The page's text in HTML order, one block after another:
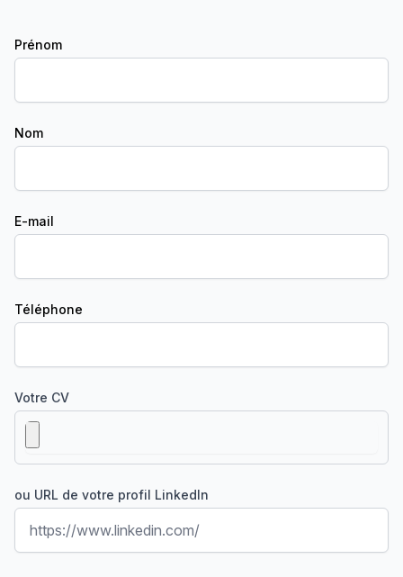
Prénom
Nom
E-mail
Téléphone
Votre CV
ou URL de votre profil LinkedIn